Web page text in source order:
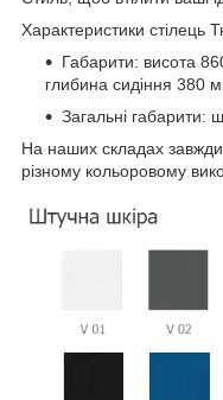
Характеристики стілець
Габарити: висота
глибина сидіння 380
Загальні
На наших складах завжди
різному кольоровому